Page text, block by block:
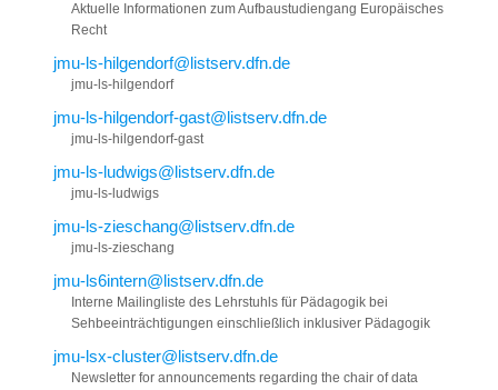
Aktuelle Informationen zum Aufbaustudiengang Europäisches
Recht
jmu-ls-hilgendorf@listserv.dfn.de
jmu-ls-hilgendorf
jmu-ls-hilgendorf-gast@listserv.dfn.de
jmu-ls-hilgendorf-gast
jmu-ls-ludwigs@listserv.dfn.de
jmu-ls-ludwigs
jmu-ls-zieschang@listserv.dfn.de
jmu-ls-zieschang
jmu-ls6intern@listserv.dfn.de
Interne Mailingliste des Lehrstuhls für Pädagogik bei
Sehbeeinträchtigungen einschließlich inklusiver Pädagogik
jmu-lsx-cluster@listserv.dfn.de
Newsletter for announcements regarding the chair of data